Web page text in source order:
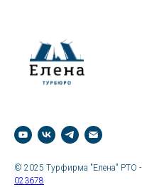
© 2025 Турфирма "Елена" РТО -
023678